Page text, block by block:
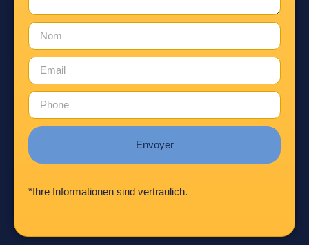
Envoyer
*Ihre Informationen sind vertraulich.